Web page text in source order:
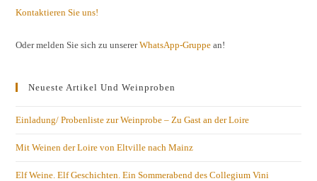
Kontaktieren Sie uns!
Oder melden Sie sich zu unsererWhatsApp-Gruppe an!
Neueste Artikel Und Weinproben
Einladung/ Probenliste zur Weinprobe – Zu Gast an der Loire
Mit Weinen der Loire von Eltville nach Mainz
Elf Weine. Elf Geschichten. Ein Sommerabend des Collegium Vini